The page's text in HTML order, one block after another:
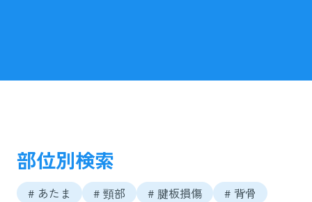
部位別検索
# あたま # 頸部 # 腱板損傷
# 背骨